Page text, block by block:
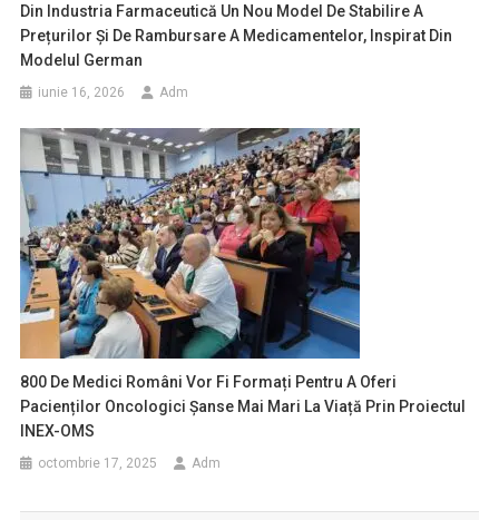
Din Industria Farmaceutică Un Nou Model De Stabilire A
Prețurilor Și De Rambursare A Medicamentelor, Inspirat Din
Modelul German
iunie 16, 2026 Adm
800 De Medici Români Vor Fi Formați Pentru A Oferi
Pacienților Oncologici Șanse Mai Mari La Viață Prin Proiectul
INEX-OMS
octombrie 17, 2025 Adm